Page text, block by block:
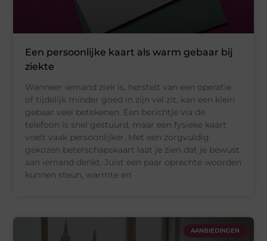
Een persoonlijke kaart als warm gebaar bij
ziekte
Wanneer iemand ziek is, herstelt van een operatie
of tijdelijk minder goed in zijn vel zit, kan een klein
gebaar veel betekenen. Een berichtje via de
telefoon is snel gestuurd, maar een fysieke kaart
voelt vaak persoonlijker. Met een zorgvuldig
gekozen beterschapskaart laat je zien dat je bewust
aan iemand denkt. Juist een paar oprechte woorden
kunnen steun, warmte en
AANBIEDINGEN